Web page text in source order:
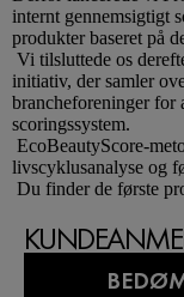
internt gennemsigtigt
produkter baseret på
Vi tilsluttede os
initiativ, der samler
brancheforeninger for
scoringssystem.
EcoBeautyScore-
livscyklusanalyse og
Du finder de første